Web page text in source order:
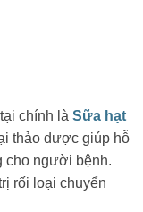
chính là Sữa hạt
thảo dược giúp hỗ
cho người bệnh.
rối loại chuyển